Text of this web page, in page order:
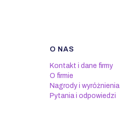
O NAS
Kontakt i dane firmy
O firmie
Nagrody i wyróżnienia
Pytania i odpowiedzi